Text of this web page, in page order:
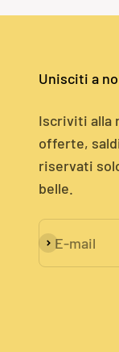
Unisciti a
Iscriviti alla
offerte,
riservati
belle.
E-mail
Iscriviti alla